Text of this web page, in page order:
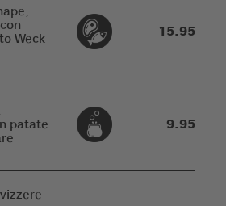
Weck
15.95
patate
9.95